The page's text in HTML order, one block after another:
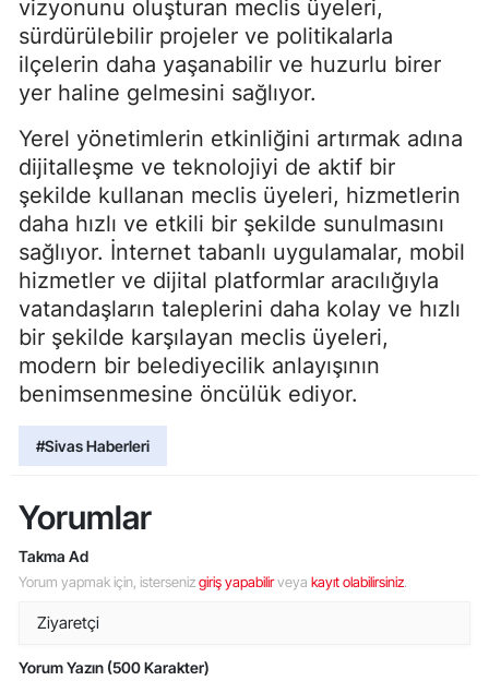
vizyonunu oluşturan meclis üyeleri,
sürdürülebilir projeler ve politikalarla
ilçelerin daha yaşanabilir ve huzurlu birer
yer haline gelmesini sağlıyor.
Yerel yönetimlerin etkinliğini artırmak adına
dijitalleşme ve teknolojiyi de aktif bir
şekilde kullanan meclis üyeleri, hizmetlerin
daha hızlı ve etkili bir şekilde sunulmasını
sağlıyor. İnternet tabanlı uygulamalar, mobil
hizmetler ve dijital platformlar aracılığıyla
vatandaşların taleplerini daha kolay ve hızlı
bir şekilde karşılayan meclis üyeleri,
modern bir belediyecilik anlayışının
benimsenmesine öncülük ediyor.
#Sivas Haberleri
Yorumlar
Takma Ad
Yorum yapmak için, istersenizgiriş yapabilirveya kayıt olabilirsiniz.
Yorum Yazın (500 Karakter)